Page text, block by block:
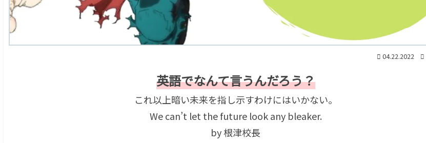
04.22.2022
英語でなんて言うんだろう？
これ以上暗い未来を指し示すわけにはいかない。
We can’t let the future look any bleaker.
by 根津校長